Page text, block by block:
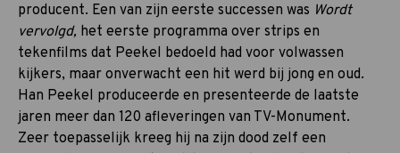
producent. Een van zijn eerste successen was Wordt
vervolgd, het eerste programma over strips en
tekenfilms dat Peekel bedoeld had voor volwassen
kijkers, maar onverwacht een hit werd bij jong en oud.
Han Peekel produceerde en presenteerde de laatste
jaren meer dan 120 afleveringen van TV-Monument.
Zeer toepasselijk kreeg hij na zijn dood zelf een